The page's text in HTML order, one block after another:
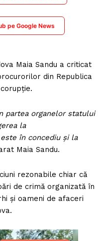
pe Google News
Maia Sandu a criticat
din Republica
partea organelor statului
la
în concediu și la
Maia Sandu.
rezonabile chiar că
de crimă organizată în
și oameni de afaceri